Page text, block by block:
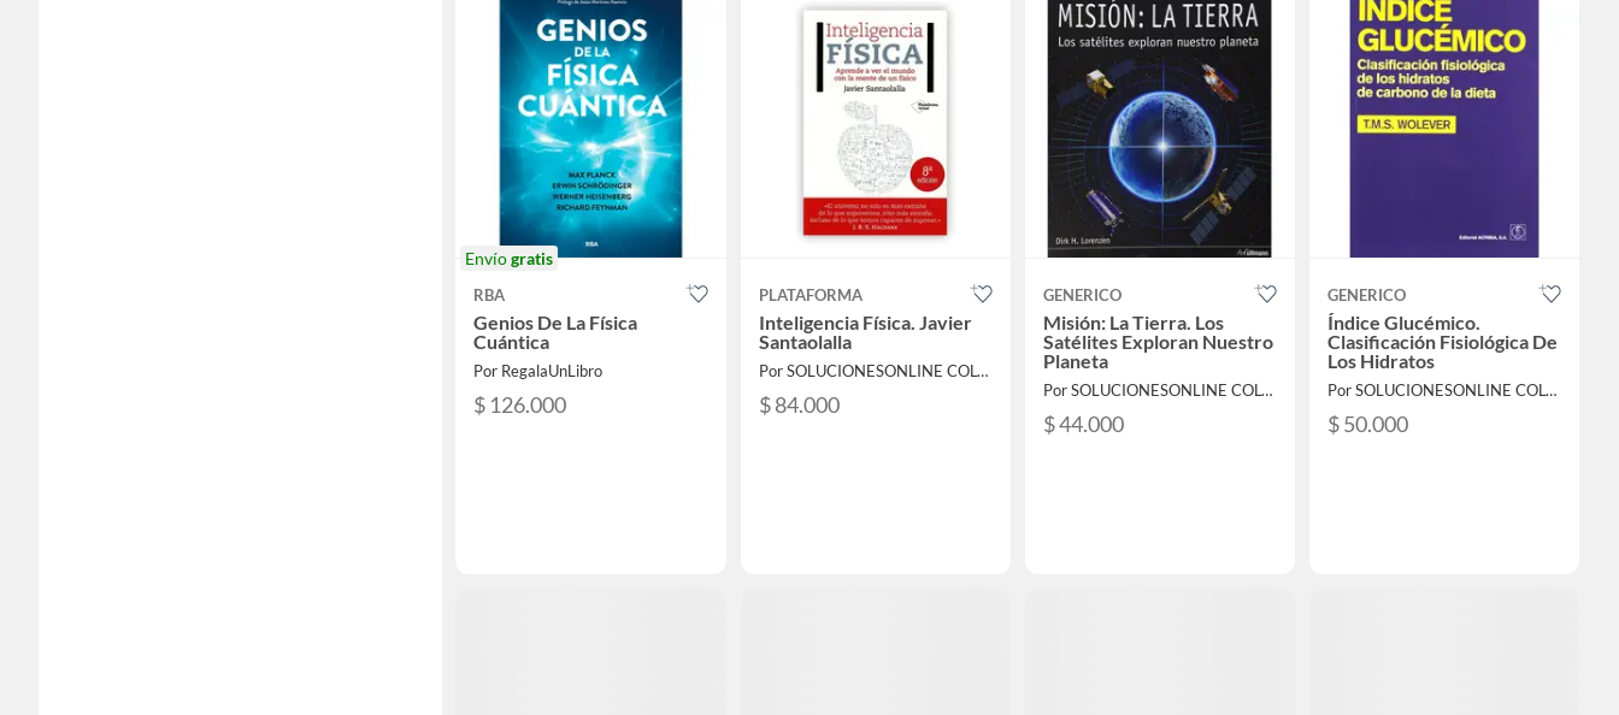
Envíogratis
RBA
Genios De La Física
Cuántica
Por RegalaUnLibro
$ 126.000
PLATAFORMA
Inteligencia Física. Javier
Santaolalla
Por SOLUCIONESONLINE COLOMBIA SAS
$ 84.000
GENERICO
Misión: La Tierra. Los
Satélites Exploran Nuestro
Planeta
Por SOLUCIONESONLINE COLOMBIA SAS
$ 44.000
GENERICO
Índice Glucémico.
Clasificación Fisiológica De
Los Hidratos
Por SOLUCIONESONLINE COLOMBIA SAS
$ 50.000